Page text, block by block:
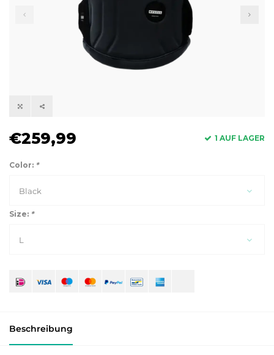
€259,99 1 AUF LAGER
Color: *
Black
Size: *
L
Beschreibung